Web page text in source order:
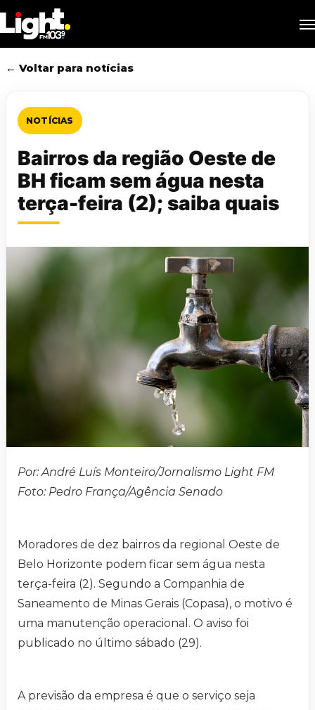
to
main
content
← Voltar para notícias
NOTÍCIAS
Bairros da região Oeste de
BH ficam sem água nesta
terça-feira (2); saiba quais
Por: André Luís Monteiro/Jornalismo Light FM
Foto: Pedro França/Agência Senado
Moradores de dez bairros da regional Oeste de
Belo Horizonte podem ficar sem água nesta
terça-feira (2). Segundo a Companhia de
Saneamento de Minas Gerais (Copasa), o motivo é
uma manutenção operacional. O aviso foi
publicado no último sábado (29).
A previsão da empresa é que o serviço seja